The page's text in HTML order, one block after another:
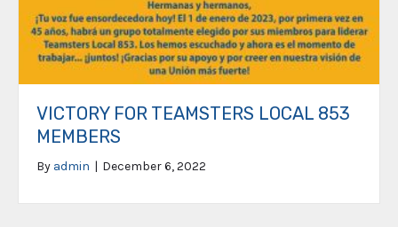
VICTORY FOR TEAMSTERS LOCAL 853
MEMBERS
By admin | December 6, 2022